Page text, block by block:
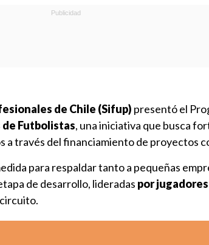
de Chile (Sifup) presentó el
de Futbolistas, una iniciativa que busca
a través del financiamiento de proyectos
para respaldar tanto a pequeñas
de desarrollo, lideradas por